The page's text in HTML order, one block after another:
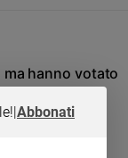
hanno votato
|Abbonati